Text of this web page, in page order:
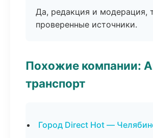
Да, редакция и модерация,
проверенные источники.
Похожие компании:
транспорт
Город Direct Hot —